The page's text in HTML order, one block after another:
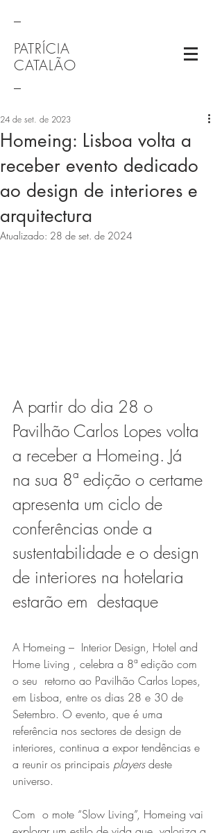
PATRÍCIA
CATALÃO
Homeing: Lisboa volta a
receber evento dedicado
ao design de interiores e
arquitectura
24 de set. de 2023
Atualizado: 28 de set. de 2024
A partir do dia 28 o
Pavilhão Carlos Lopes volta
a receber a Homeing. Já
na sua 8ª edição o certame
apresenta um ciclo de
conferências onde a
sustentabilidade e o design
de interiores na hotelaria
estarão em  destaque
A Homeing –  Interior Design, Hotel and
Home Living , celebra a 8ª edição com
o seu  retorno ao Pavilhão Carlos Lopes,
em Lisboa, entre os dias 28 e 30 de
Setembro. O evento, que é uma
referência nos sectores de design de
interiores, continua a expor tendências e
a reunir os principais players deste
universo.
Com  o mote “Slow Living”, Homeing vai